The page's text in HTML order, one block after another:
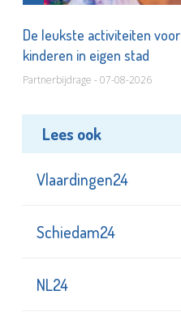
De leukste activiteiten voor
kinderen in eigen stad
Partnerbijdrage - 07-08-2026
Lees ook
Vlaardingen24
Schiedam24
NL24